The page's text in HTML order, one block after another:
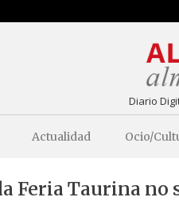
Diario
Actualidad Ocio/
Feria Taurina no